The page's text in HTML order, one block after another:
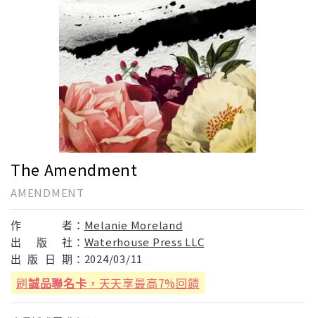
The Amendment
AMENDMENT
作 者： Melanie Moreland
出
版 社： Waterhouse Press LLC
出 版 日 期： 2024/03/11
刷誠品聯名卡 ，天天享最高7%回饋